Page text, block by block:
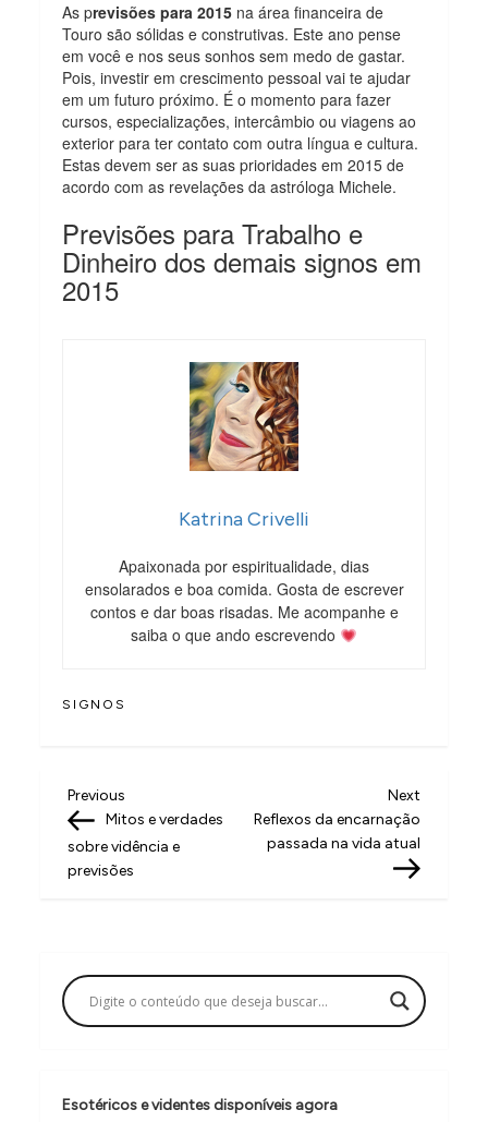
As previsões para 2015 na área financeira de
Touro são sólidas e construtivas. Este ano pense
em você e nos seus sonhos sem medo de gastar.
Pois, investir em crescimento pessoal vai te ajudar
em um futuro próximo. É o momento para fazer
cursos, especializações, intercâmbio ou viagens ao
exterior para ter contato com outra língua e cultura.
Estas devem ser as suas prioridades em 2015 de
acordo com as revelações da astróloga Michele.
Previsões para Trabalho e
Dinheiro dos demais signos em
2015
Katrina Crivelli
Apaixonada por espiritualidade, dias
ensolarados e boa comida. Gosta de escrever
contos e dar boas risadas. Me acompanhe e
saiba o que ando escrevendo
SIGNOS
N
a
v
a
ç
o
Previous
Post
Previous
Mitos e verdades
sobre vidência e
previsões
Next
Post
Next
Reflexos da encarnação
passada na vida atual
Esotéricos e videntes disponíveis agora